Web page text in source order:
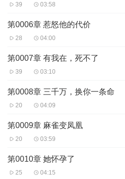
39 03:58
第0006章 惹怒他的代价
28 04:00
第0007章 有我在，死不了
39 03:10
第0008章 三千万，换你一条命
20 04:09
第0009章 麻雀变凤凰
20 03:59
第0010章 她怀孕了
25 04:15